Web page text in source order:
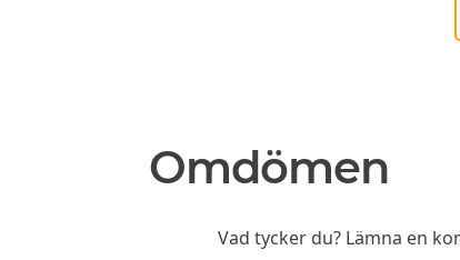
Omdömen
Vad tycker du? Lämna en